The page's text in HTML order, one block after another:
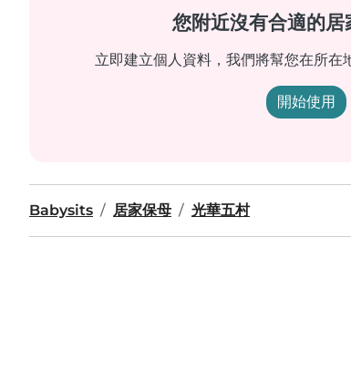
您附近沒有合適的居
立即建立個人資料，我們將幫您在所在
開始使用
Babysits 居家保母 光華五村